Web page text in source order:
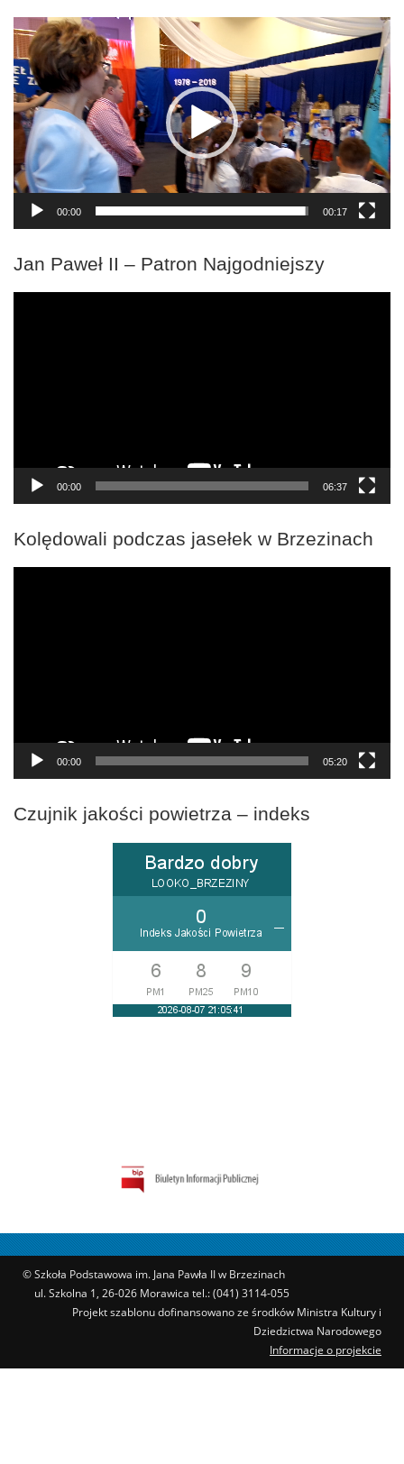
Odtwarzacz
video
00:00 00:17
Jan Paweł II – Patron Najgodniejszy
00:00 06:37
Kolędowali podczas jasełek w Brzezinach
00:00 05:20
Czujnik jakości powietrza – indeks
© Szkoła Podstawowa im. Jana Pawła II w Brzezinach
ul. Szkolna 1, 26-026 Morawica tel.: (041) 3114-055
Projekt szablonu dofinansowano ze środków Ministra Kultury i
Dziedzictwa Narodowego
Informacje o projekcie